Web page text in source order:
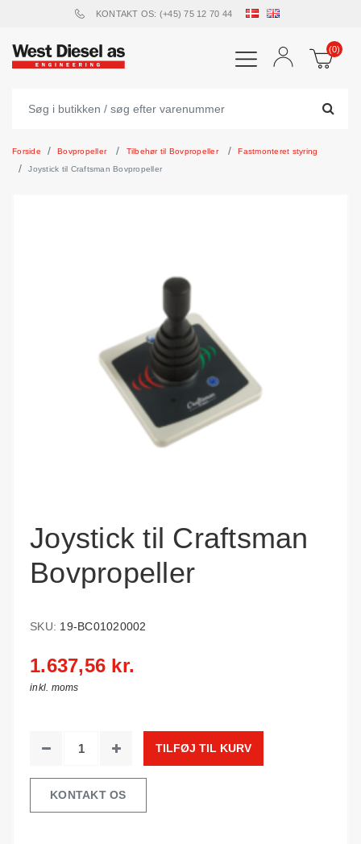
KONTAKT OS: (+45) 75 12 70 44
(0)
Forside Bovpropeller Tilbehør til Bovpropeller
Fastmonteret styring
Joystick til Craftsman Bovpropeller
Joystick til Craftsman
Bovpropeller
SKU: 19-BC01020002
1.637,56 kr.
inkl. moms
TILFØJ TIL KURV
KONTAKT OS